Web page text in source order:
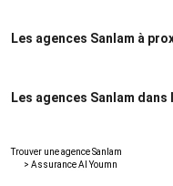
Les agences Sanlam à
Les agences Sanlam
Trouver une agence Sanlam
> Assurance Al Youmn